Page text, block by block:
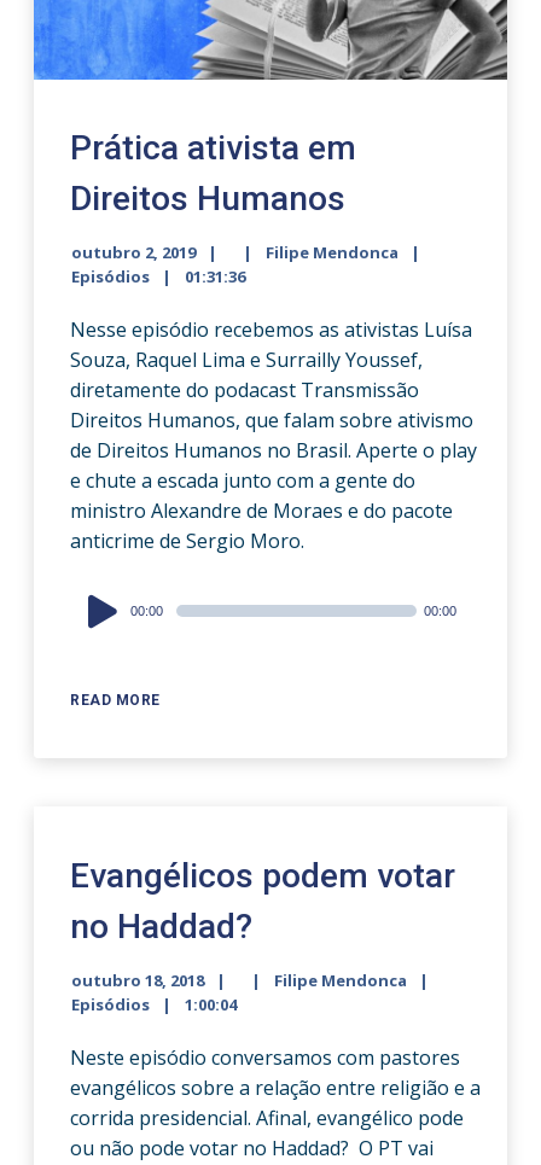
Prática ativista em
Direitos Humanos
outubro 2, 2019
Filipe Mendonca
Episódios
01:31:36
Nesse episódio recebemos as ativistas Luísa
Souza, Raquel Lima e Surrailly Youssef,
diretamente do podacast Transmissão
Direitos Humanos, que falam sobre ativismo
de Direitos Humanos no Brasil. Aperte o play
e chute a escada junto com a gente do
ministro Alexandre de Moraes e do pacote
anticrime de Sergio Moro.
READ MORE
Audio
Player
00:00 00:00
Evangélicos podem votar
no Haddad?
outubro 18, 2018
Filipe Mendonca
Episódios
1:00:04
Neste episódio conversamos com pastores
evangélicos sobre a relação entre religião e a
corrida presidencial. Afinal, evangélico pode
ou não pode votar no Haddad? O PT vai